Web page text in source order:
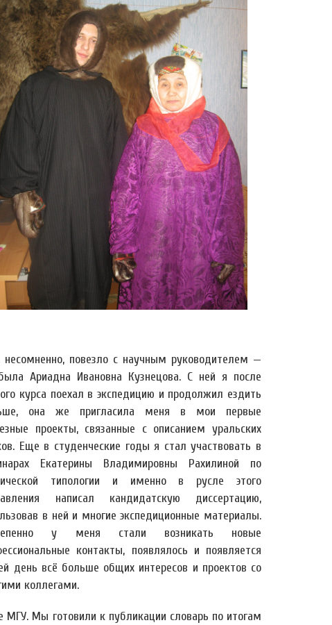
несомненно, повезло с научным руководителем —
Ариадна Ивановна Кузнецова. С ней я после
курса поехал в экспедицию и продолжил ездить
она же пригласила меня в мои первые
проекты, связанные с описанием уральских
Еще в студенческие годы я стал участвовать в
Екатерины Владимировны Рахилиной по
типологии и именно в русле этого
написал кандидатскую диссертацию,
в ней и многие экспедиционные материалы.
у меня стали возникать новые
контакты, появлялось и появляется
день всё больше общих интересов и проектов со
коллегами.
МГУ. Мы готовили к публикации словарь по итогам